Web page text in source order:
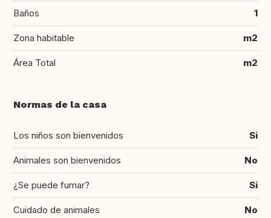
Baños 1
Zona habitable m2
Área Total m2
Normas de la casa
Los niños son bienvenidos Si
Animales son bienvenidos No
¿Se puede fumar? Si
Cuidado de animales No